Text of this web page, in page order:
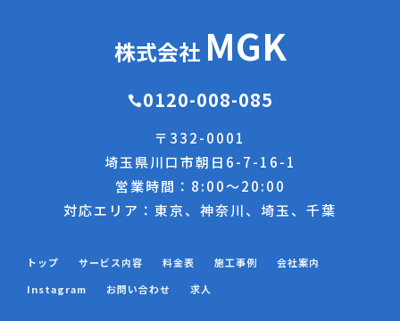
株式会社 MGK
0120-008-085
〒 332-0001
埼玉県川口市朝日6-7-16-1
営業時間：8:00～20:00
対応エリア：東京、神奈川、埼玉、千葉
トップ サービス内容 料金表 施工事例
会社案内
Instagram
お問い合わせ 求人